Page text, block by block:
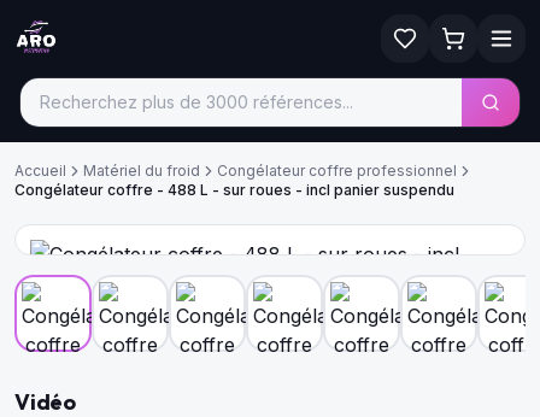
Accueil Matériel du froid
Congélateur coffre professionnel
Congélateur coffre - 488 L - sur roues - incl panier suspendu
Vidéo